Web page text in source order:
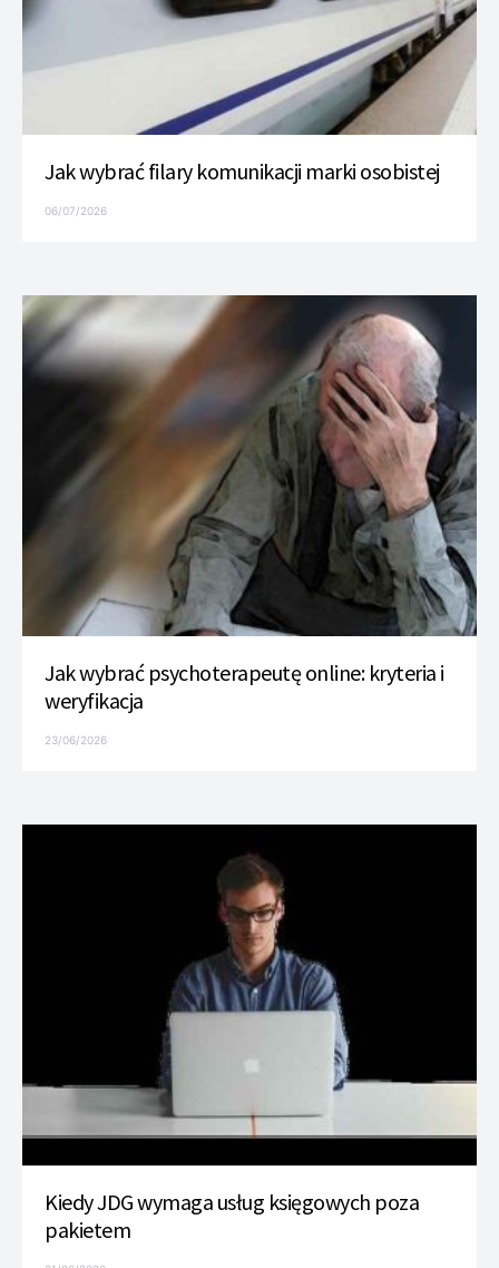
Jak wybrać filary komunikacji marki osobistej
06/07/2026
Jak wybrać psychoterapeutę online: kryteria i
weryfikacja
23/06/2026
Kiedy JDG wymaga usług księgowych poza
pakietem